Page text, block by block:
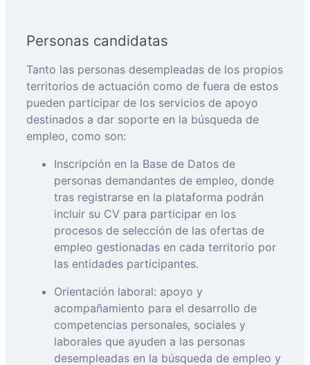
Personas candidatas
Tanto las personas desempleadas de los propios
territorios de actuación como de fuera de estos
pueden participar de los servicios de apoyo
destinados a dar soporte en la búsqueda de
empleo, como son:
Inscripción en la Base de Datos de
personas demandantes de empleo, donde
tras registrarse en la plataforma podrán
incluir su CV para participar en los
procesos de selección de las ofertas de
empleo gestionadas en cada territorio por
las entidades participantes.
Orientación laboral: apoyo y
acompañamiento para el desarrollo de
competencias personales, sociales y
laborales que ayuden a las personas
desempleadas en la búsqueda de empleo y